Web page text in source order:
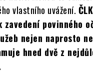
vlastního uvážení.
povinného
nejen naprosto
hned dvě z